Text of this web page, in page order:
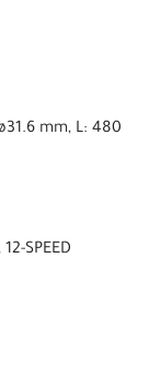
ø31.6 mm, L: 480
SPEED